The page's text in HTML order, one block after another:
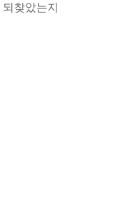
되 찾았는지